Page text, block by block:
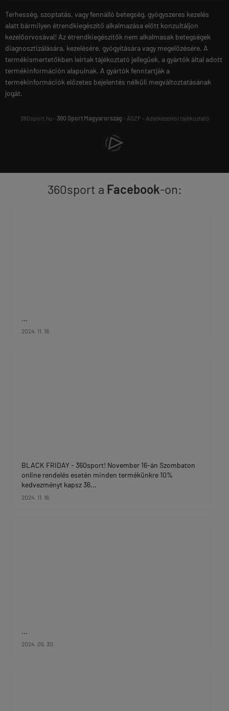
Terhesség, szoptatás, vagy fennálló betegség, gyógyszeres kezelés
alatt bármilyen étrendkiegészítő alkalmazása előtt konzultáljon
kezelőorvosával! Az étrendkiegészítők nem alkalmasak betegségek
diagnosztizálására, kezelésére, gyógyítására vagy megelőzésére. A
termékismertetőkben leírtak tájékoztató jellegűek, a gyártók által adott
termékinformáción alapulnak. A gyártók fenntartják a
termékinformációk előzetes bejelentés nélküli megváltoztatásának
jogát.
360sport.hu - 360 Sport Magyarország - ÁSZF- Adatkezelési tájékoztató
360sport a Facebook-on:
...
2024. 11. 16.
BLACK FRIDAY - 360sport! November 16-án Szombaton
online rendelés esetén minden termékünkre 10%
kedvezményt kapsz 36...
2024. 11. 16.
...
2024. 05. 30.